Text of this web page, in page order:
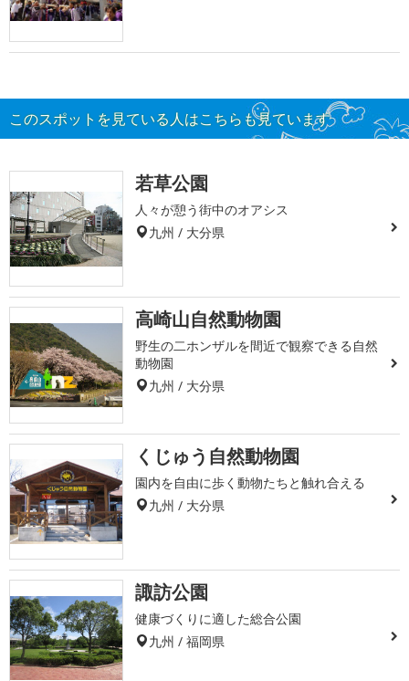
このスポットを見ている人はこちらも見ています
若草公園
人々が憩う街中のオアシス
九州 / 大分県
高崎山自然動物園
野生の二ホンザルを間近で観察できる自然
動物園
九州 / 大分県
くじゅう自然動物園
園内を自由に歩く動物たちと触れ合える
九州 / 大分県
諏訪公園
健康づくりに適した総合公園
九州 / 福岡県